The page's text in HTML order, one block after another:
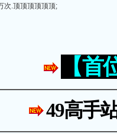
次.顶顶顶顶顶顶;
【
49高手